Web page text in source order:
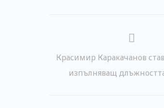
Красимир Каракачанов
изпълняващ